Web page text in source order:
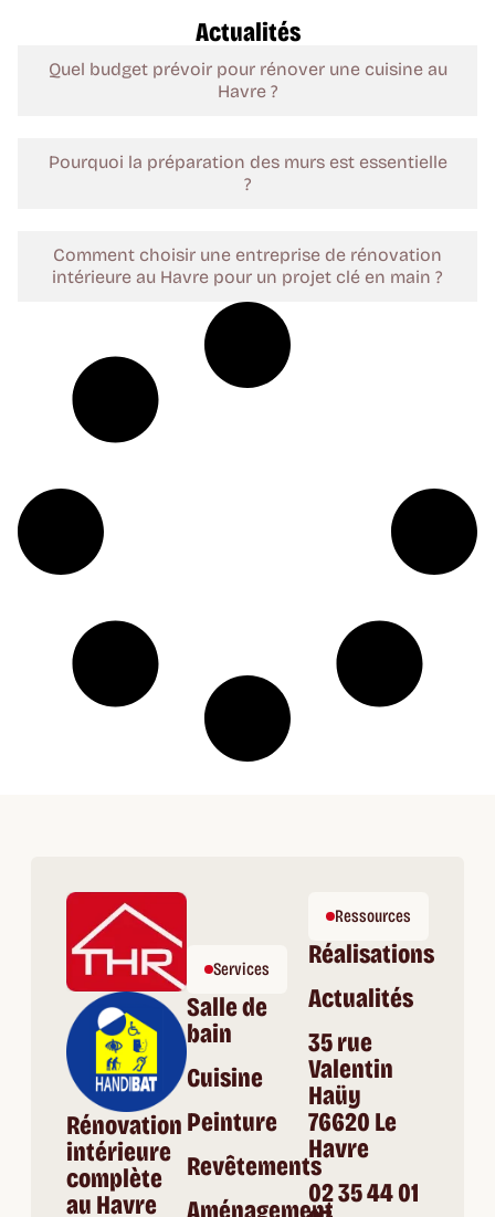
Actualités
Quel budget prévoir pour rénover une cuisine au
Havre ?
Pourquoi la préparation des murs est essentielle
?
Comment choisir une entreprise de rénovation
intérieure au Havre pour un projet clé en main ?
Rénovation
intérieure
complète
au Havre
Services
Salle de
bain
Cuisine
Peinture
Revêtements
Aménagement
Ressources
Réalisations
Actualités
35 rue
Valentin
Haüy
76620 Le
Havre
02 35 44 01